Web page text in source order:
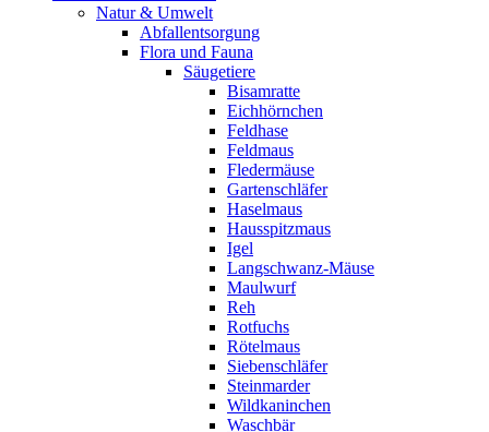
Natur & Umwelt
Abfallentsorgung
Flora und Fauna
Säugetiere
Bisamratte
Eichhörnchen
Feldhase
Feldmaus
Fledermäuse
Gartenschläfer
Haselmaus
Hausspitzmaus
Igel
Langschwanz-Mäuse
Maulwurf
Reh
Rotfuchs
Rötelmaus
Siebenschläfer
Steinmarder
Wildkaninchen
Waschbär